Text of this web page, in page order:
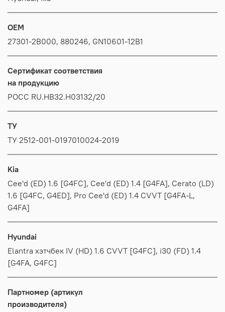
OEM
27301-2B000, 880246, GN10601-12B1
Сертификат соответствия
на продукцию
РОСС RU.HB32.H03132/20
ТУ
ТУ 2512-001-0197010024-2019
Kia
Cee'd (ED) 1.6 [G4FC], Cee'd (ED) 1.4 [G4FA], Cerato (LD)
1.6 [G4FC, G4ED], Pro Cee'd (ED) 1.4 CVVT [G4FA-L,
G4FA]
Hyundai
Elantra хэтчбек IV (HD) 1.6 CVVT [G4FC], i30 (FD) 1.4
[G4FA, G4FC]
Партномер (артикул
производителя)